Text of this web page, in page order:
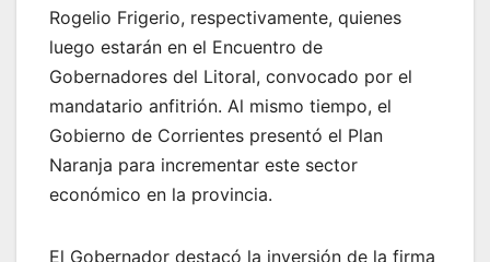
Rogelio Frigerio, respectivamente, quienes
luego estarán en el Encuentro de
Gobernadores del Litoral, convocado por el
mandatario anfitrión. Al mismo tiempo, el
Gobierno de Corrientes presentó el Plan
Naranja para incrementar este sector
económico en la provincia.
El Gobernador destacó la inversión de la firma